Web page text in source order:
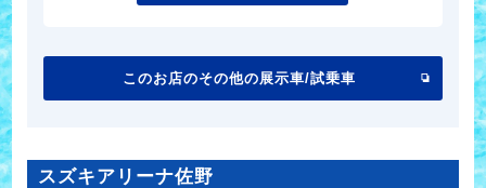
このお店のその他の展示車/試乗車
スズキアリーナ佐野